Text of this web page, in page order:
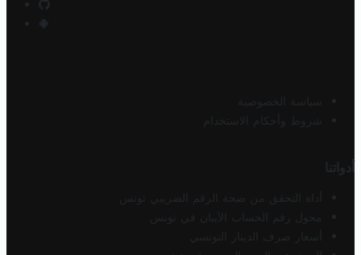
سياسة الخصوصية
شروط وأحكام الاستخدام
أدواتنا
أداة التحقق من صحة الرقم الضريبي تونس
محول رقم الحساب الآيبان في تونس
أسعار صرف الدينار التونسي